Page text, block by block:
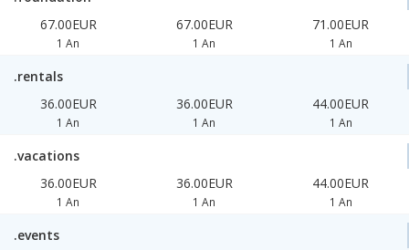
67.00EUR
1 An
67.00EUR
1 An
71.00EUR
1 An
.rentals
36.00EUR
1 An
36.00EUR
1 An
44.00EUR
1 An
.vacations
36.00EUR
1 An
36.00EUR
1 An
44.00EUR
1 An
.events